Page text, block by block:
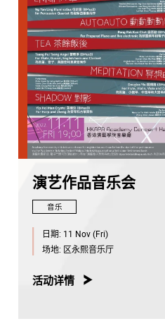
演艺作品音乐会
音乐
日期: 11 Nov (Fri)
场地: 区永熙音乐厅
活动详情